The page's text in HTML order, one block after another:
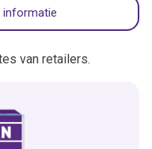
informatie
van retailers.